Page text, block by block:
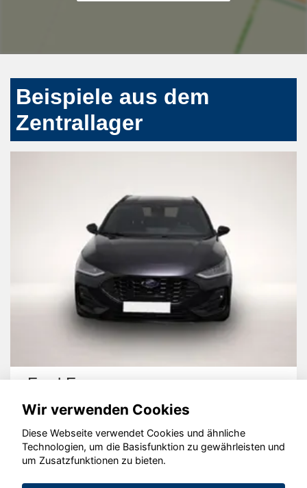
Beispiele aus dem
Zentrallager
Ford Focus
© konjunkturmotor.de GmbH 2020 - 2026
Wir verwenden Cookies
Diese Webseite verwendet Cookies und ähnliche
Technologien, um die Basisfunktion zu gewährleisten und
um Zusatzfunktionen zu bieten.